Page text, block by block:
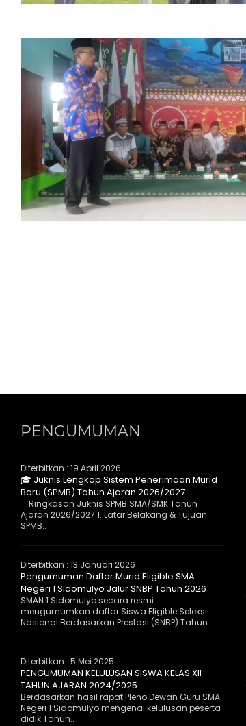
PENGUMUMAN
Diterbitkan : 19 April 2026
🎓 Juknis Lengkap Sistem Penerimaan Murid
Baru (SPMB) Tahun Ajaran 2026/2027
Ringkasan Juknis SPMB SMA/SMK Tahun
Ajaran 2026/2027 1. Latar Belakang & Tujuan
SPMB..
Diterbitkan : 13 Januari 2026
Pengumuman Daftar Murid Eligible SMA
Negeri 1 Sidomulyo Jalur SNBP Tahun 2026
SMAN 1 Sidomulyo secara resmi
mengumumkan daftar Siswa Eligible Seleksi
Nasional Berdasarkan Prestasi (SNBP) Tahun..
Diterbitkan : 5 Mei 2025
PENGUMUMAN KELULUSAN SISWA KELAS XII
TAHUN AJARAN 2024/2025
Berdasarkan hasil rapat Pleno Dewan Guru SMA
Negeri 1 Sidomulyo mengenai kelulusan peserta
didik Tahun..